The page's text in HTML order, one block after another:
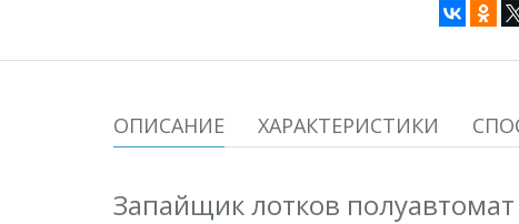
ОПИСАНИЕ ХАРАКТЕРИСТИКИ
Запайщик лотков